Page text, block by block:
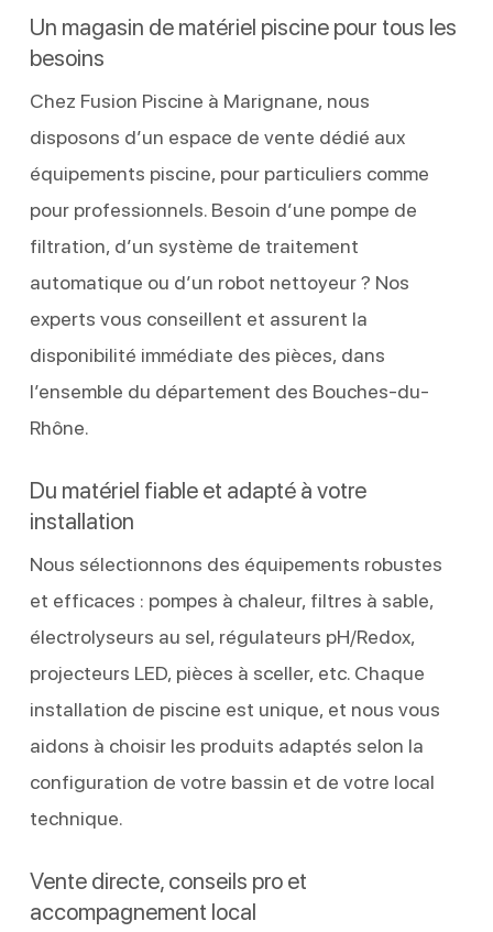
Un magasin de matériel piscine pour tous les
besoins
Chez Fusion Piscine à Marignane, nous
disposons d’un espace de vente dédié aux
équipements piscine, pour particuliers comme
pour professionnels. Besoin d’une pompe de
filtration, d’un système de traitement
automatique ou d’un robot nettoyeur ? Nos
experts vous conseillent et assurent la
disponibilité immédiate des pièces, dans
l’ensemble du département des Bouches-du-
Rhône.
Du matériel fiable et adapté à votre
installation
Nous sélectionnons des équipements robustes
et efficaces : pompes à chaleur, filtres à sable,
électrolyseurs au sel, régulateurs pH/Redox,
projecteurs LED, pièces à sceller, etc. Chaque
installation de piscine est unique, et nous vous
aidons à choisir les produits adaptés selon la
configuration de votre bassin et de votre local
technique.
Vente directe, conseils pro et
accompagnement local